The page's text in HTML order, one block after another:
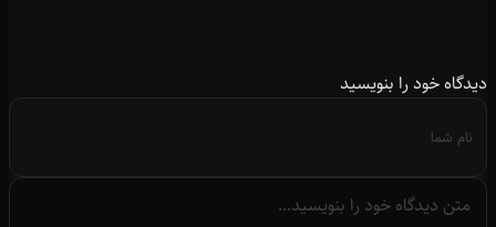
دیدگاه خود را بنویسید